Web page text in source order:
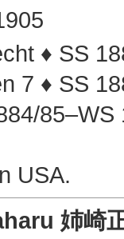
♦ SS
7 ♦ SS
USA.
姉崎